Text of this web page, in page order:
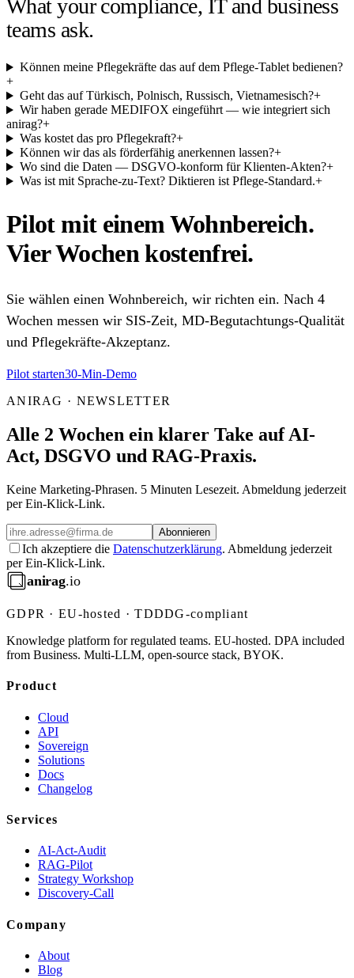
What your compliance, IT and business
teams ask.
Können meine Pflegekräfte das auf dem Pflege-Tablet bedienen?
+
Geht das auf Türkisch, Polnisch, Russisch, Vietnamesisch?+
Wir haben gerade MEDIFOX eingeführt — wie integriert sich
anirag?+
Was kostet das pro Pflegekraft?+
Können wir das als förderfähig anerkennen lassen?+
Wo sind die Daten — DSGVO-konform für Klienten-Akten?+
Was ist mit Sprache-zu-Text? Diktieren ist Pflege-Standard.+
Pilot mit einem Wohnbereich.
Vier Wochen kostenfrei.
Sie wählen einen Wohnbereich, wir richten ein. Nach 4
Wochen messen wir SIS-Zeit, MD-Begutachtungs-Qualität
und Pflegekräfte-Akzeptanz.
Pilot starten30-Min-Demo
ANIRAG · NEWSLETTER
Alle 2 Wochen ein klarer Take auf AI-
Act, DSGVO und RAG-Praxis.
Keine Marketing-Phrasen. 5 Minuten Lesezeit. Abmeldung jederzeit
per Ein-Klick-Link.
Abonnieren
Ich akzeptiere die Datenschutzerklärung. Abmeldung jederzeit
per Ein-Klick-Link.
anirag.io
GDPR · EU-hosted · TDDDG-compliant
Knowledge platform for regulated teams. EU-hosted. DPA included
from Business. Multi-LLM, open-source stack, BYOK.
Product
Cloud
API
Sovereign
Solutions
Docs
Changelog
Services
AI-Act-Audit
RAG-Pilot
Strategy Workshop
Discovery-Call
Company
About
Blog